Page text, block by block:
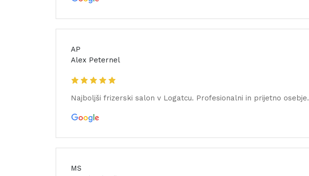
AP
Alex Peternel
Najboljši frizerski salon v Logatcu. Profesionalni in prijetno osebje.
MS